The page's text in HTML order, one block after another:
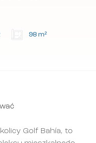
98 m²
Golf Bahía, to